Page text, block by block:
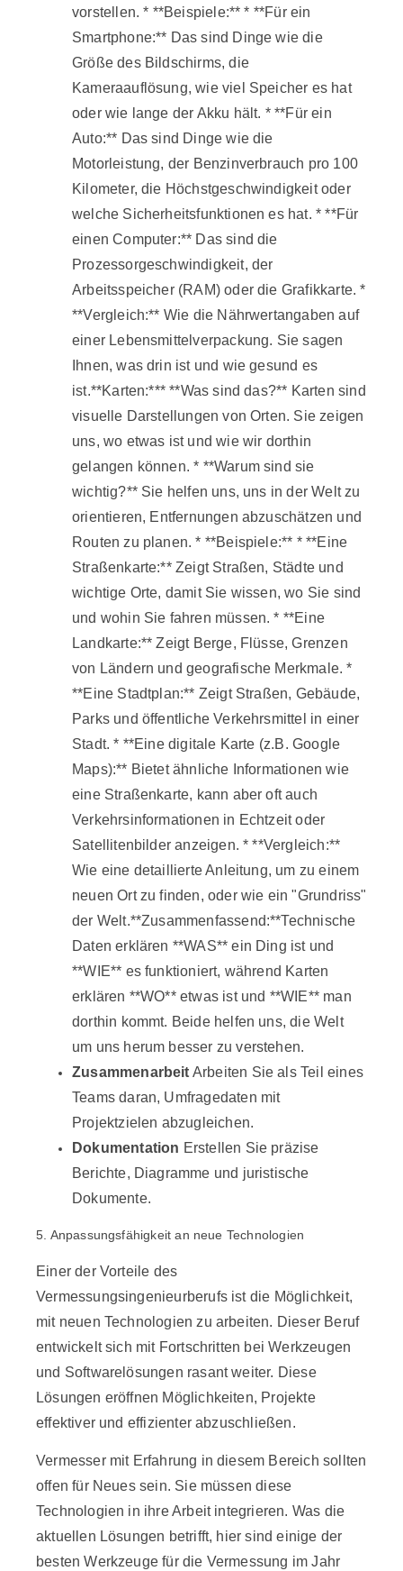
vorstellen. * **Beispiele:** * **Für ein
Smartphone:** Das sind Dinge wie die
Größe des Bildschirms, die
Kameraauflösung, wie viel Speicher es hat
oder wie lange der Akku hält. * **Für ein
Auto:** Das sind Dinge wie die
Motorleistung, der Benzinverbrauch pro 100
Kilometer, die Höchstgeschwindigkeit oder
welche Sicherheitsfunktionen es hat. * **Für
einen Computer:** Das sind die
Prozessorgeschwindigkeit, der
Arbeitsspeicher (RAM) oder die Grafikkarte. *
**Vergleich:** Wie die Nährwertangaben auf
einer Lebensmittelverpackung. Sie sagen
Ihnen, was drin ist und wie gesund es
ist.**Karten:*** **Was sind das?** Karten sind
visuelle Darstellungen von Orten. Sie zeigen
uns, wo etwas ist und wie wir dorthin
gelangen können. * **Warum sind sie
wichtig?** Sie helfen uns, uns in der Welt zu
orientieren, Entfernungen abzuschätzen und
Routen zu planen. * **Beispiele:** * **Eine
Straßenkarte:** Zeigt Straßen, Städte und
wichtige Orte, damit Sie wissen, wo Sie sind
und wohin Sie fahren müssen. * **Eine
Landkarte:** Zeigt Berge, Flüsse, Grenzen
von Ländern und geografische Merkmale. *
**Eine Stadtplan:** Zeigt Straßen, Gebäude,
Parks und öffentliche Verkehrsmittel in einer
Stadt. * **Eine digitale Karte (z.B. Google
Maps):** Bietet ähnliche Informationen wie
eine Straßenkarte, kann aber oft auch
Verkehrsinformationen in Echtzeit oder
Satellitenbilder anzeigen. * **Vergleich:**
Wie eine detaillierte Anleitung, um zu einem
neuen Ort zu finden, oder wie ein "Grundriss"
der Welt.**Zusammenfassend:**Technische
Daten erklären **WAS** ein Ding ist und
**WIE** es funktioniert, während Karten
erklären **WO** etwas ist und **WIE** man
dorthin kommt. Beide helfen uns, die Welt
um uns herum besser zu verstehen.
Zusammenarbeit Arbeiten Sie als Teil eines
Teams daran, Umfragedaten mit
Projektzielen abzugleichen.
Dokumentation Erstellen Sie präzise
Berichte, Diagramme und juristische
Dokumente.
5. Anpassungsfähigkeit an neue Technologien
Einer der Vorteile des
Vermessungsingenieurberufs ist die Möglichkeit,
mit neuen Technologien zu arbeiten. Dieser Beruf
entwickelt sich mit Fortschritten bei Werkzeugen
und Softwarelösungen rasant weiter. Diese
Lösungen eröffnen Möglichkeiten, Projekte
effektiver und effizienter abzuschließen.
Vermesser mit Erfahrung in diesem Bereich sollten
offen für Neues sein. Sie müssen diese
Technologien in ihre Arbeit integrieren. Was die
aktuellen Lösungen betrifft, hier sind einige der
besten Werkzeuge für die Vermessung im Jahr